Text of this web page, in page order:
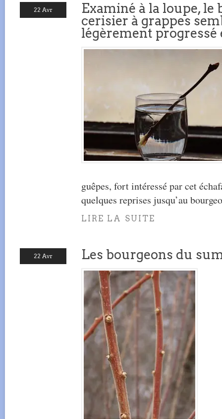
22 Avr
Examiné à la loupe, le
cerisier à grappes
légèrement progressé
guêpes, fort intéressé par cet
quelques reprises jusqu’au
LIRE LA SUITE
22 Avr Les bourgeons du